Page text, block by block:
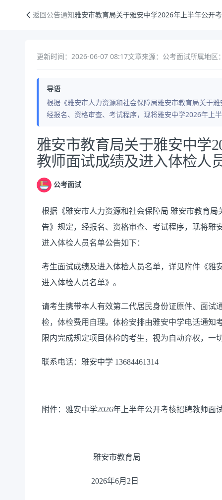
返回公告通知雅安市教育局关于雅安中学2026年上半年公开
更新时间：2026-06-07 08:17文章来源：公考面试所属地区
导语
根据《雅安市人力资源和社会保障局雅安市教育局关于
经报名、资格审查、考试程序，现将雅安中学2026年上
公告正文
雅安市教育局关于雅安中学
教师面试成绩及进入体检人
公考面试
根据《雅安市人力资源和社会保障局 雅安市教育局
告》规定，经报名、资格审查、 考试程序，现将雅
进入体检人员名单公告如下：
考生面试成绩及进入体检人员名单，详见附件《雅
进入体检人员名单》。
请考生携带本人有效第二代居民身份证原件、面试
检，体检费用自理。体检安排由雅安中学电话通知
限内完成规定项目体检的考生，视为自动弃权，一
联系电话： 雅安中学 13684461314
附件：雅安中学2026年上半年公开考核招聘教师面
雅安市教育局
2026年6月2日